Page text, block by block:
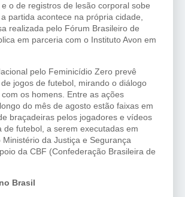
o de registros de lesão corporal sobe
partida acontece na própria cidade,
realizada pelo Fórum Brasileiro de
em parceria com o Instituto Avon em
pelo Feminicídio Zero prevê
jogos de futebol, mirando o diálogo
os homens. Entre as ações
do mês de agosto estão faixas em
braçadeiras pelos jogadores e vídeos
de futebol, a serem executadas em
Ministério da Justiça e Segurança
da CBF (Confederação Brasileira de
Brasil